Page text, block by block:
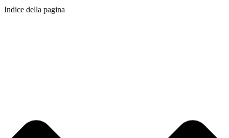
Indice della pagina